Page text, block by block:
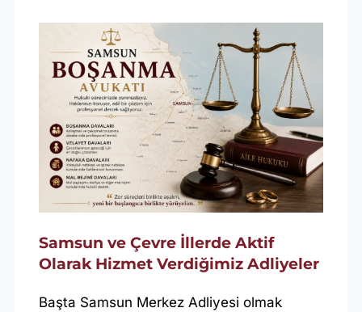
Samsun ve Çevre İllerde Aktif
Olarak Hizmet Verdiğimiz Adliyeler
Başta Samsun Merkez Adliyesi olmak